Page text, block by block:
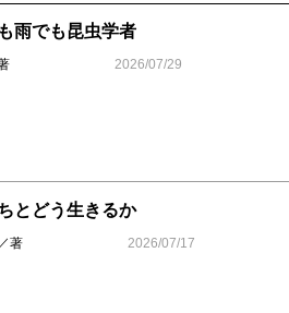
雨でも昆虫学者
2026/07/29
とどう生きるか
著
2026/07/17